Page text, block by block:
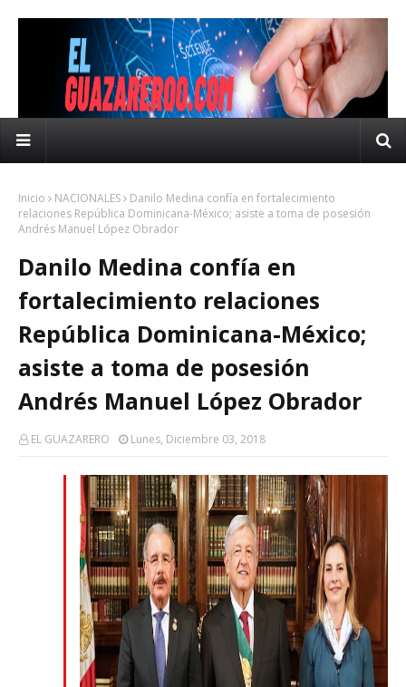
Inicio NACIONALES
Danilo Medina confía en fortalecimiento
relaciones República Dominicana-México; asiste a toma de posesión
Andrés Manuel López Obrador
Danilo Medina confía en
fortalecimiento relaciones
República Dominicana-México;
asiste a toma de posesión
Andrés Manuel López Obrador
EL GUAZARERO Lunes, Diciembre 03, 2018